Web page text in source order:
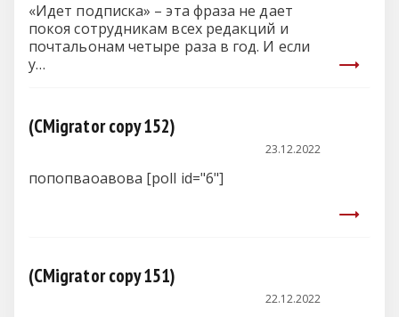
«Идет подписка» – эта фраза не дает
покоя сотрудникам всех редакций и
почтальонам четыре раза в год. И если
у…
(CMigrator copy 152)
23.12.2022
попопваоавова [poll id="6"]
(CMigrator copy 151)
22.12.2022